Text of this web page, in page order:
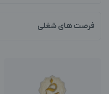
فرصت های شغلی